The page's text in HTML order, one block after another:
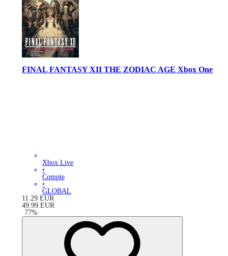
FINAL FANTASY XII THE ZODIAC AGE Xbox One
Xbox Live
•
Compte
•
GLOBAL
11.29 EUR
49.99 EUR
-77%